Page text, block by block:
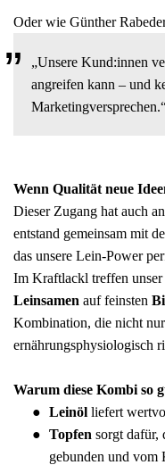
Oder wie Günther
„Unsere Kund:innen
angreifen kann – und
Wenn Qualität neue
Dieser Zugang hat auch
entstand gemeinsam mit
das unsere Lein-Power
Im Kraftlackl treffen unser
Leinsamen auf feinsten
Kombination, die nicht
ernährungsphysiologisch
Warum diese Kombi so
Leinöl liefert
Topfen sorgt dafür,
gebunden und vom